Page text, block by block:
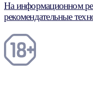
На информационном
рекомендательные